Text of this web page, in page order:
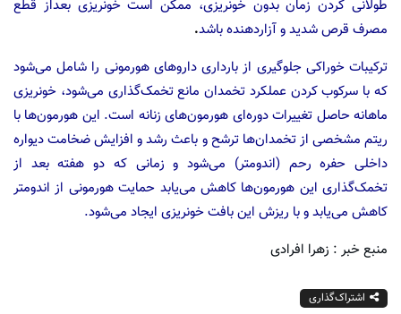
طولانی کردن زمان بدون خونریزی، ممکن است خونریزی بعداز قطع
مصرف قرص شدید و آزاردهنده باشد.
ترکیبات خوراکی جلوگیری از بارداری داروهای هورمونی را شامل می‌شود
که با سرکوب کردن عملکرد تخمدان مانع تخمک‌گذاری می‌شود، خونریزی
ماهانه حاصل تغییرات دوره‌ای هورمون‌های زنانه است. این هورمون‌ها با
ریتم مشخصی از تخمدان‌ها ترشح و باعث رشد و افزایش ضخامت دیواره
داخلی حفره رحم (اندومتر) می‌شود و زمانی که دو هفته بعد از
تخمک‌گذاری این هورمون‌ها کاهش می‌یابد حمایت هورمونی از اندومتر
کاهش می‌یابد و با ریزش این بافت خونریزی ایجاد می‌شود.
منبع خبر : زهرا افرادی
اشتراک‌گذاری